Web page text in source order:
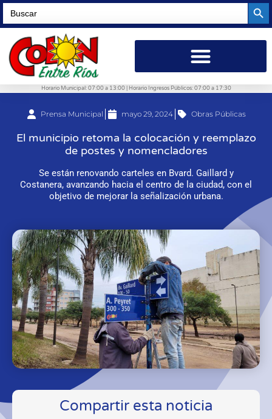
Search
for:
Horario Municipal: 07:00 a 13:00 | Horario Ingresos Públicos: 07:00 a 17:30
Prensa Municipal mayo 29, 2024 Obras Públicas
El municipio retoma la colocación y reemplazo
de postes y nomencladores
Se están renovando carteles en Bvard. Gaillard y
Costanera, avanzando hacia el centro de la ciudad, con el
objetivo de mejorar la señalización urbana.
Compartir esta noticia